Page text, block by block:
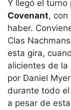
Y llegó el turno
Covenant, con
haber.
Clas
esta gira,
alicientes de
por Daniel
durante todo
a pesar de